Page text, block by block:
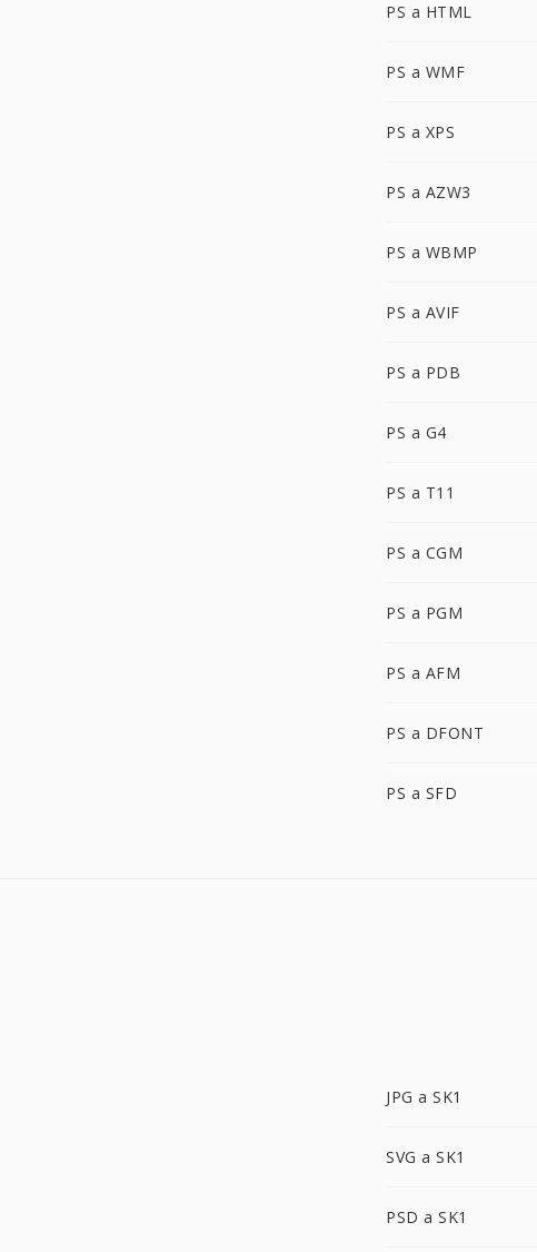
PS a HTML
PS a WMF
PS a XPS
PS a AZW3
PS a WBMP
PS a AVIF
PS a PDB
PS a G4
PS a T11
PS a CGM
PS a PGM
PS a AFM
PS a DFONT
PS a SFD
JPG a SK1
SVG a SK1
PSD a SK1